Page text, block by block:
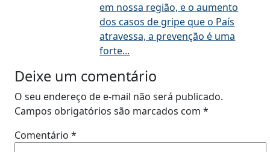
em nossa região, e o aumento
dos casos de gripe que o País
atravessa, a prevenção é uma
forte...
Deixe um comentário
O seu endereço de e-mail não será publicado.
Campos obrigatórios são marcados com *
Comentário *